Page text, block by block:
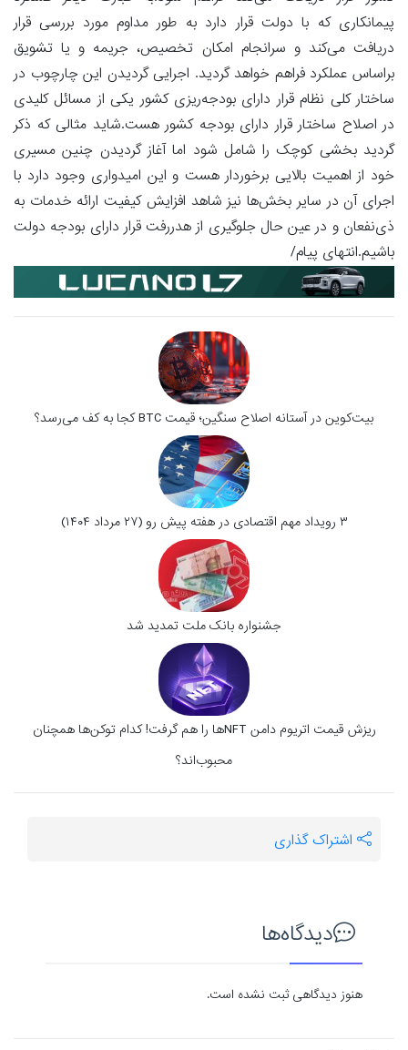
پیمانکاری که با دولت قرار دارد به طور مداوم مورد بررسی قرار
دریافت می‌کند و سرانجام امکان تخصیص، جریمه و یا تشویق
براساس عملکرد فراهم خواهد گردید. اجرایی گردیدن این چارچوب در
ساختار کلی نظام قرار دارای بودجه‌ریزی کشور یکی از مسائل کلیدی
در اصلاح ساختار قرار دارای بودجه کشور هست.شاید مثالی که ذکر
گردید بخشی کوچک را شامل شود اما آغاز گردیدن چنین مسیری
خود از اهمیت بالایی برخوردار هست و این امیدواری وجود دارد با
اجرای آن در سایر بخش‌ها نیز شاهد افزایش کیفیت ارائه خدمات به
ذی‌نفعان و در عین حال جلوگیری از هدررفت قرار دارای بودجه دولت
باشیم.انتهای پیام/
بیت‌کوین در آستانه اصلاح سنگین؛ قیمت BTC کجا به کف می‌رسد؟
۳ رویداد مهم اقتصادی در هفته پیش رو (۲۷ مرداد ۱۴۰۴)
جشنواره بانک ملت تمدید شد
ریزش قیمت اتریوم دامن NFTها را هم گرفت! کدام توکن‌ها همچنان
محبوب‌اند؟
اشتراک گذاری
دیدگاه‌ها
هنوز دیدگاهی ثبت نشده است.